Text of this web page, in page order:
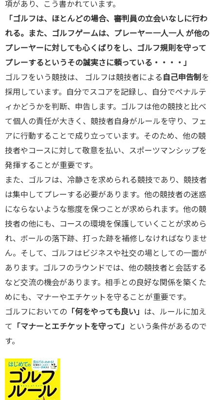
項があり、こう書かれています。
「ゴルフは、ほとんどの場合、審判員の立会いなしに行わ
れる。また、ゴルフゲームは、プレーヤー一人一人 が他の
プレーヤーに対しても心くばりをし、ゴルフ規則を守って
プレーするというその誠実さに頼っている・・・・」
ゴルフをいう競技は、 ゴルフは競技者による 自己申告制 を
採用しています。自分でスコアを記録し、自分でペナルテ
ィかどうかを判断、申告します。ゴルフは他の競技と比べ
て個人の責任が大きく、競技者自身がルールを守り、フェ
アに行動することで成り立っています。そのため、他の競
技者やコースに対して敬意を払い、スポーツマンシップを
発揮することが重要です。
また、ゴルフは、冷静さを求められる競技であり、競技者
は集中してプレーする必要があります。他の競技者の迷惑
にならないような態度を保つことが求められます。他の競
技者の他にも、コースの環境を保護していくことが求めら
れ、ボールの落下跡、打った跡を補修しなければなりませ
ん。そして、ゴルフはビジネスや社交の場としての一面が
あります。ゴルフのラウンドでは、他の競技者と会話する
など交流の機会があります。相手との良好な関係を築くた
めにも、マナーやエチケットを守ることが重要です。
ゴルフにおいての 「何をやっても良い」 は、ルールに加え
て
「マナーとエチケットを守って」
という条件があるので
す。